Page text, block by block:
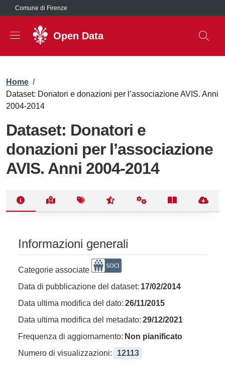
Salta al contenuto principale
Comune di Firenze
Open Data
Briciole di pane
Home /
Dataset: Donatori e donazioni per l’associazione AVIS. Anni
2004-2014
Dataset: Donatori e
donazioni per l’associazione
AVIS. Anni 2004-2014
Informazioni generali
Categorie associate
Data di pubblicazione del dataset: 17/02/2014
Data ultima modifica del dato: 26/11/2015
Data ultima modifica del metadato: 29/12/2021
Frequenza di aggiornamento: Non pianificato
Numero di visualizzazioni:
12113